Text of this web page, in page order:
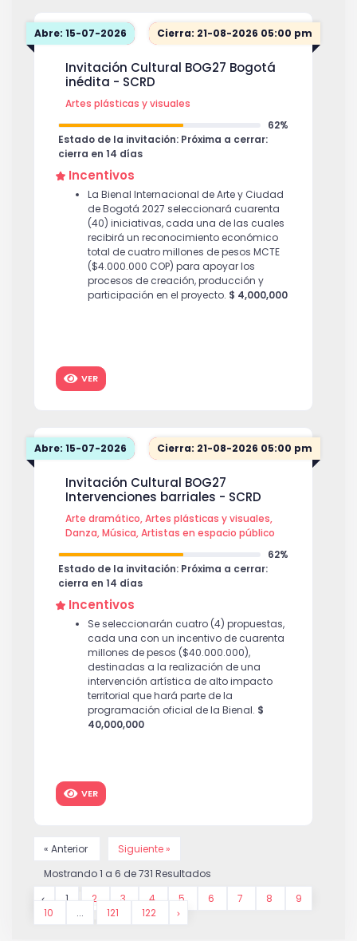
Categoría 4. Poesía oral
2° Ganador - $7.000.000 $ 7,000,000
3° ganador - $3.000.000
Abre: 15-07-2026 Cierra: 21-08-2026 05:00 pm
Invitación Cultural BOG27 Bogotá
inédita - SCRD
Artes plásticas y visuales
62%
Estado de la invitación: Próxima a cerrar:
cierra en 14 días
Incentivos
La Bienal Internacional de Arte y Ciudad
de Bogotá 2027 seleccionará cuarenta
(40) iniciativas, cada una de las cuales
recibirá un reconocimiento económico
total de cuatro millones de pesos MCTE
($4.000.000 COP) para apoyar los
procesos de creación, producción y
participación en el proyecto. $ 4,000,000
VER
Abre: 15-07-2026 Cierra: 21-08-2026 05:00 pm
Invitación Cultural BOG27
Intervenciones barriales - SCRD
Arte dramático, Artes plásticas y visuales,
Danza, Música, Artistas en espacio público
62%
Estado de la invitación: Próxima a cerrar:
cierra en 14 días
Incentivos
Se seleccionarán cuatro (4) propuestas,
cada una con un incentivo de cuarenta
millones de pesos ($40.000.000),
destinadas a la realización de una
intervención artística de alto impacto
territorial que hará parte de la
programación oficial de la Bienal. $
40,000,000
VER
« Anterior
Siguiente »
Mostrando1 a 6 de731 Resultados
1
2 3 4 5 6 7 8
9
10
... 121 122